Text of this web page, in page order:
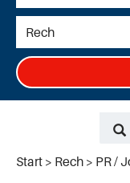
Start
Rech PR /